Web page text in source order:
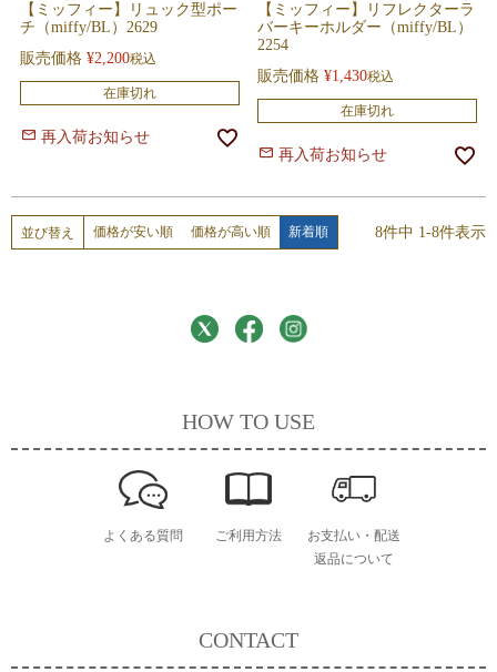
【ミッフィー】リュック型ポー
チ（miffy/BL）2629
販売価格 ¥2,200税込
在庫切れ
再入荷お知らせ
【ミッフィー】リフレクターラ
バーキーホルダー（miffy/BL）
2254
販売価格 ¥1,430税込
在庫切れ
再入荷お知らせ
並び替え 価格が安い順 価格が高い順 新着順 8件中 1 -8件表示
CONTACT
HOW TO USE
よくある質問 ご利用方法
お支払い・配送
返品について